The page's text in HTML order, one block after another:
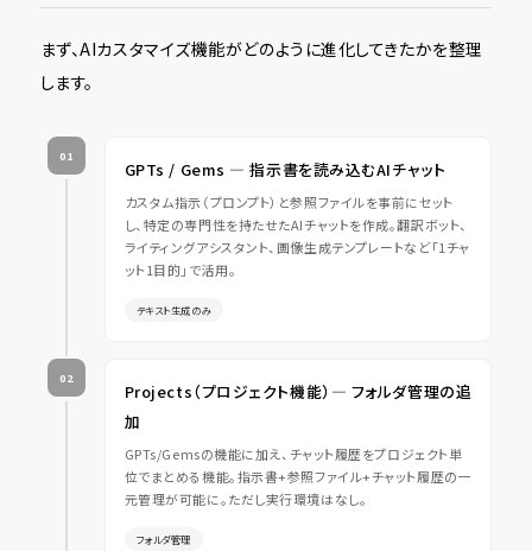
まず、AIカスタマイズ機能がどのように進化してきたかを整理
します。
01
GPTs / Gems ― 指示書を読み込むAIチャット
カスタム指示（プロンプト）と参照ファイルを事前にセット
し、特定の専門性を持たせたAIチャットを作成。翻訳ボット、
ライティングアシスタント、画像生成テンプレートなど「1チャ
ット1目的」で活用。
テキスト生成のみ
02
Projects（プロジェクト機能）― フォルダ管理の追
加
GPTs/Gemsの機能に加え、チャット履歴をプロジェクト単
位でまとめる機能。指示書+参照ファイル+チャット履歴の一
元管理が可能に。ただし実行環境はなし。
フォルダ管理